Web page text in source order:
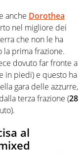
anche Dorothea
nel migliore dei
che non le ha
prima frazione.
dovuto far fronte a
in piedi) e questo ha
gara delle azzurre,
terza frazione (28
al